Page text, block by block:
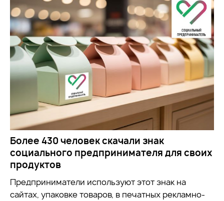
Более 430 человек скачали знак
социального предпринимателя для своих
продуктов
Предприниматели используют этот знак на
сайтах, упаковке товаров, в печатных рекламно-